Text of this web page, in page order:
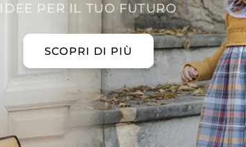
IDEE PER IL TUO FUTURO
SCOPRI DI PIÙ